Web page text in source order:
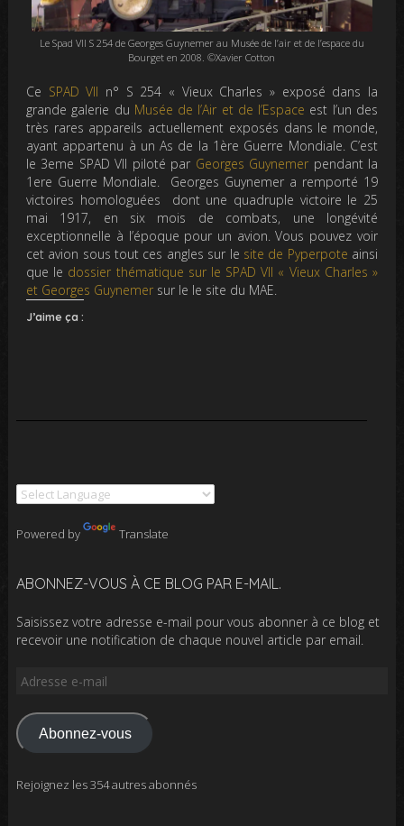
Le Spad VII S 254 de Georges Guynemer au Musée de l’air et de l’espace du
Bourget en 2008. ©Xavier Cotton
Ce SPAD VII n° S 254 « Vieux Charles » exposé dans la
grande galerie du Musée de l’Air et de l’Espace est l’un des
très rares appareils actuellement exposés dans le monde,
ayant appartenu à un As de la 1ère Guerre Mondiale. C’est
le 3eme SPAD VII piloté par Georges Guynemer pendant la
1ere Guerre Mondiale. Georges Guynemer a remporté 19
victoires homologuées dont une quadruple victoire le 25
mai 1917, en six mois de combats, une longévité
exceptionnelle à l’époque pour un avion. Vous pouvez voir
cet avion sous tout ces angles sur le site de Pyperpote ainsi
que le dossier thématique sur le SPAD VII « Vieux Charles »
et Georges Guynemer sur le le site du MAE.
J’aime ça :
Powered by Translate
ABONNEZ-VOUS À CE BLOG PAR E-MAIL.
Saisissez votre adresse e-mail pour vous abonner à ce blog et
recevoir une notification de chaque nouvel article par email.
Adresse
mail
Abonnez-vous
Rejoignez les 354 autres abonnés